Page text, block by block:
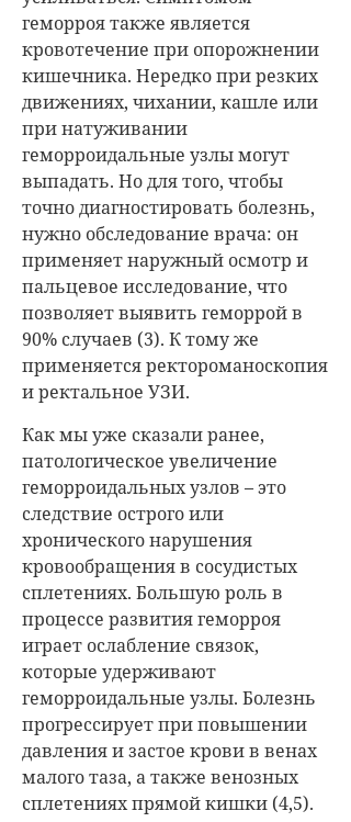
геморроя также является
кровотечение при опорожнении
кишечника. Нередко при резких
движениях, чихании, кашле или
при натуживании
геморроидальные узлы могут
выпадать. Но для того, чтобы
точно диагностировать болезнь,
нужно обследование врача: он
применяет наружный осмотр и
пальцевое исследование, что
позволяет выявить геморрой в
90% случаев (3). К тому же
применяется ректороманоскопия
и ректальное УЗИ.
Как мы уже сказали ранее,
патологическое увеличение
геморроидальных узлов – это
следствие острого или
хронического нарушения
кровообращения в сосудистых
сплетениях. Большую роль в
процессе развития геморроя
играет ослабление связок,
которые удерживают
геморроидальные узлы. Болезнь
прогрессирует при повышении
давления и застое крови в венах
малого таза, а также венозных
сплетениях прямой кишки (4,5).